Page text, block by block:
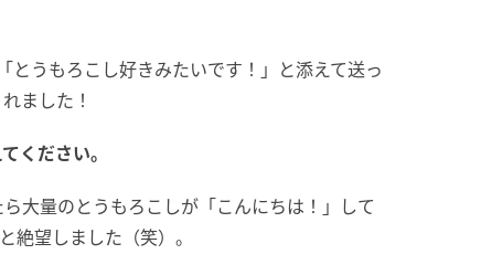
うもろこし好きみたいです！」と添えて送っ
ました！
ください。
大量のとうもろこしが「こんにちは！」して
絶望しました（笑）。